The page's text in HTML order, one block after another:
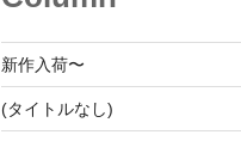
新作入荷〜
(タイトルなし)